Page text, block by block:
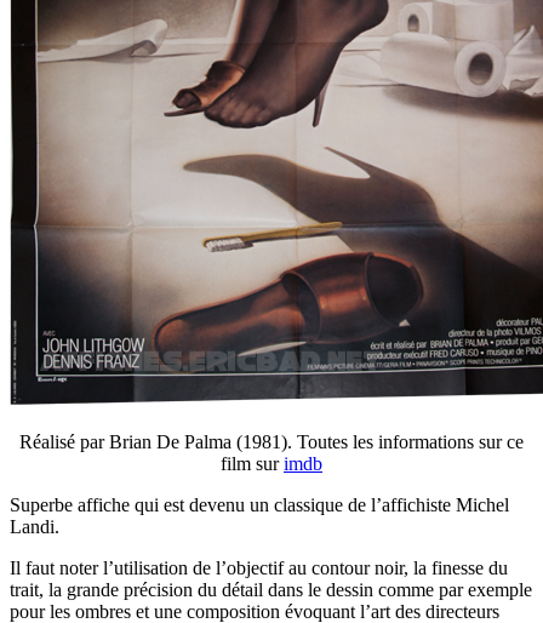
Réalisé par Brian De Palma (1981). Toutes les informations sur ce
film surimdb
Superbe affiche qui est devenu un classique de l’affichiste Michel
Landi.
Il faut noter l’utilisation de l’objectif au contour noir, la finesse du
trait, la grande précision du détail dans le dessin comme par exemple
pour les ombres et une composition évoquant l’art des directeurs